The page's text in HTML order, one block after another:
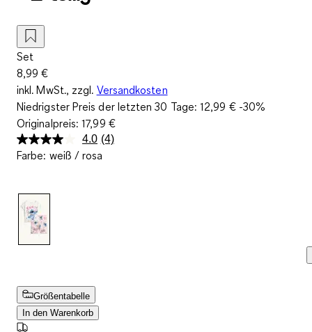
Set
8,99 €
inkl. MwSt., zzgl. Versandkosten
Niedrigster Preis der letzten 30 Tage:12,99 €-30%
Originalpreis:17,99 €
4.0 4
Bewertungen
(4)
Farbe: weiß / rosa
Größentabelle
In den Warenkorb